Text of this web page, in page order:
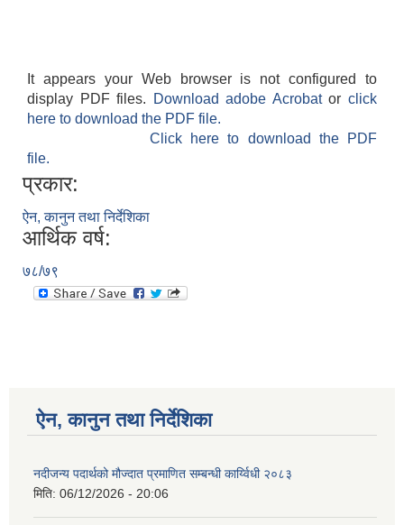
It appears your Web browser is not configured to
display PDF files.
Download adobe Acrobatorclick
here to download the PDF file.
Click here to download the PDF
file.
प्रकार:
ऐन, कानुन तथा निर्देशिका
आर्थिक वर्ष:
७८/७९
ऐन, कानुन तथा निर्देशिका
नदीजन्य पदार्थको मौज्दात प्रमाणित सम्बन्धी कार्य्विधी २०८३
मिति: 06/12/2026 - 20:06